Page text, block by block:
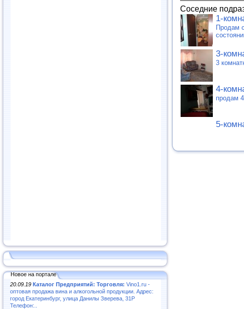
Новое на портале
20.09.19 Каталог Предприятий: Торговля: Vino1.ru -
оптовая продажа вина и алкогольной продукции. Адрес:
город Екатеринбург, улица Данилы Зверева, 31Р
Телефон:..
Соседние
1-
Продам
3-
3
4-
продам
5-